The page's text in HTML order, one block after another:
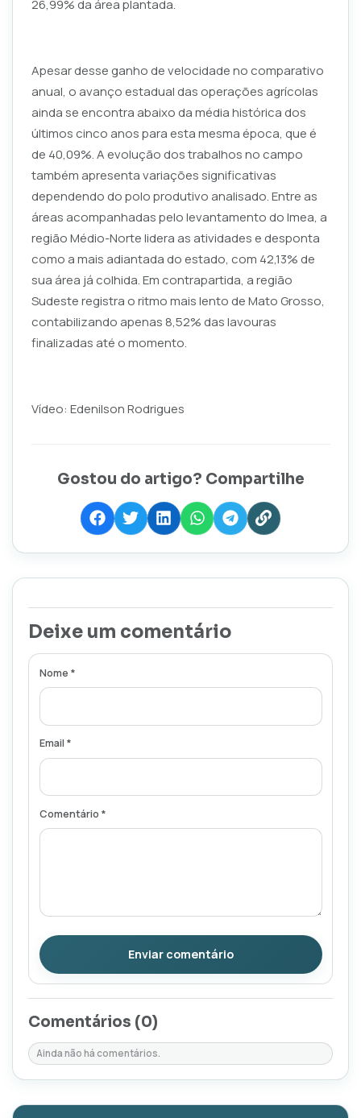
26,99% da área plantada.
Apesar desse ganho de velocidade no comparativo
anual, o avanço estadual das operações agrícolas
ainda se encontra abaixo da média histórica dos
últimos cinco anos para esta mesma época, que é
de 40,09%. A evolução dos trabalhos no campo
também apresenta variações significativas
dependendo do polo produtivo analisado. Entre as
áreas acompanhadas pelo levantamento do Imea, a
região Médio-Norte lidera as atividades e desponta
como a mais adiantada do estado, com 42,13% de
sua área já colhida. Em contrapartida, a região
Sudeste registra o ritmo mais lento de Mato Grosso,
contabilizando apenas 8,52% das lavouras
finalizadas até o momento.
Vídeo: Edenilson Rodrigues
Gostou do artigo? Compartilhe
Deixe um comentário
Nome *
Email *
Comentário *
Enviar comentário
Comentários (0)
Ainda não há comentários.